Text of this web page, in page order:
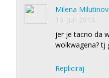
Milena
15. Jun 2013.
jer je tacno da
wolkwagena? tj
Repliciraj